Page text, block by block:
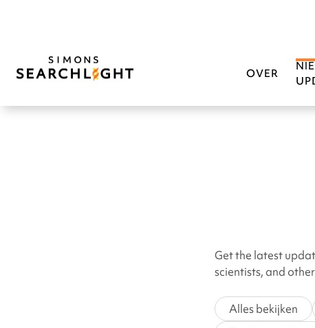
OVER
Get the latest
scientists, and
Alles bekijken